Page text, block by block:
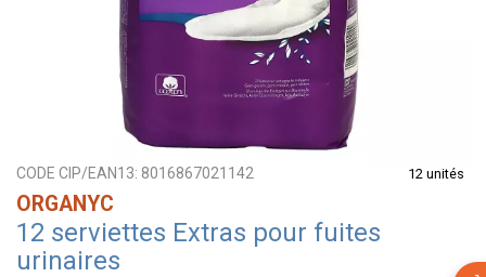
CODE CIP/EAN13: 8016867021142 12 unités
ORGANYC
12 serviettes Extras pour fuites
urinaires